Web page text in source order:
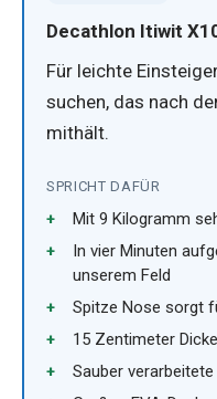
Decathlon Itiwit
Für leichte
suchen, das nach
mithält.
SPRICHT DAFÜR
Mit 9 Kilogramm
In vier Minuten
unserem Feld
Spitze Nose sorgt
15 Zentimeter
Sauber